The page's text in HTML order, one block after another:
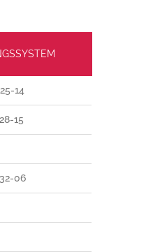
14
15
06